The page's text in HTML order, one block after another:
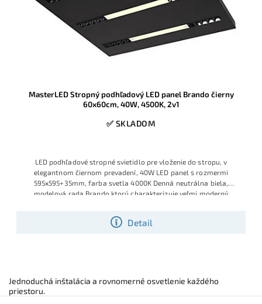
MasterLED Stropný podhľadový LED panel Brando čierny
60x60cm, 40W, 4500K, 2v1
✅ SKLADOM
Detail
LED podhľadové stropné svietidlo pre vloženie do stropu, v
elegantnom čiernom prevadení, 40W LED panel s rozmermi
595x595+35mm, farba svetla 4000K Denná neutrálna biela,
modelová rada Brando ktorú charakterizuje veľmi moderný
Jednoduchá inštalácia a rovnomerné osvetlenie každého
priestoru.